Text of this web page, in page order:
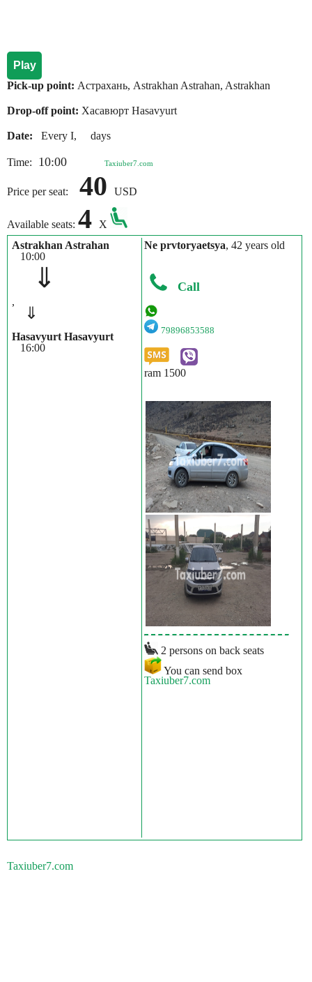
Play
Pick-up point: Астрахань, Astrakhan Astrahan, Astrakhan
Drop-off point: Хасавюрт Hasavyurt
Date: Every I, days
Time: 10:00 Taxiuber7.com
Price per seat: 40 USD
Available seats: 4
X
Astrakhan Astrahan
10:00
⇓
,
⇓
Hasavyurt Hasavyurt
16:00
Ne prvtoryaetsya, 42 years old
Call
79896853588
ram 1500
2 persons on back seats
You can send box
Taxiuber7.com
Taxiuber7.com